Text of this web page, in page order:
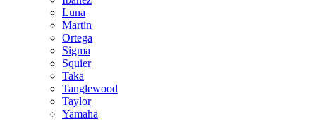
Luna
Martin
Ortega
Sigma
Squier
Taka
Tanglewood
Taylor
Yamaha